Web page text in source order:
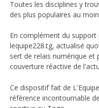
Toutes les disciplines y
des plus populaires au
En complément du support
lequipe228.tg, actualisé
sert de relais numérique et
couverture réactive de
Ce dispositif fait de
référence incontournable